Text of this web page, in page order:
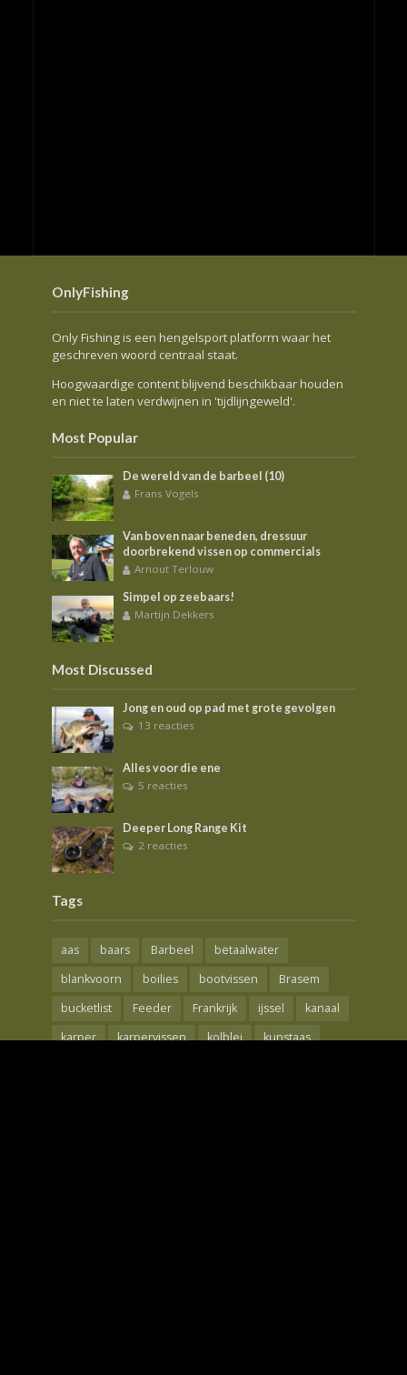
OnlyFishing
Only Fishing is een hengelsport platform waar het
geschreven woord centraal staat.
Hoogwaardige content blijvend beschikbaar houden
en niet te laten verdwijnen in 'tijdlijngeweld'.
Most Popular
De wereld van de barbeel (10)
Frans Vogels
Van boven naar beneden, dressuur
doorbrekend vissen op commercials
Arnout Terlouw
Simpel op zeebaars!
Martijn Dekkers
Most Discussed
Jong en oud op pad met grote gevolgen
13 reacties
Alles voor die ene
5 reacties
Deeper Long Range Kit
2 reacties
Tags
aas baars Barbeel
betaalwater
blankvoorn
boilies bootvissen
Brasem
bucketlist
Feeder Frankrijk ijssel
kanaal
karper
karpervissen kolblei
kunstaas